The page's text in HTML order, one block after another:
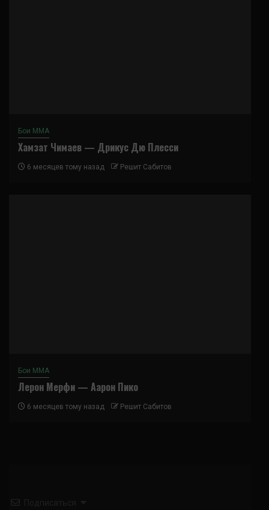
Бои ММА
Хамзат Чимаев — Дрикус Дю Плесси
6 месяцев тому назад Решит Сабитов
Бои ММА
Лерон Мерфи — Аарон Пико
6 месяцев тому назад Решит Сабитов